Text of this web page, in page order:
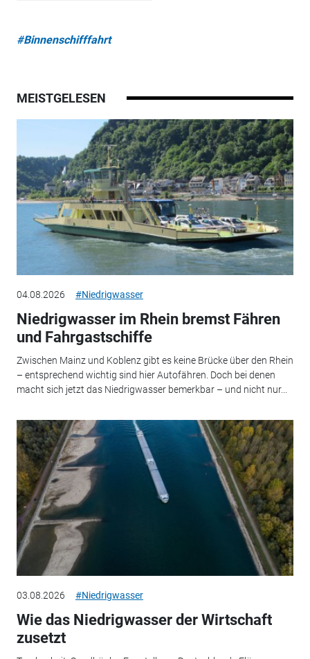
#Binnenschifffahrt
MEISTGELESEN
04.08.2026 #Niedrigwasser
Niedrigwasser im Rhein bremst Fähren
und Fahrgastschiffe
Zwischen Mainz und Koblenz gibt es keine Brücke über den Rhein
– entsprechend wichtig sind hier Autofähren. Doch bei denen
macht sich jetzt das Niedrigwasser bemerkbar – und nicht nur...
03.08.2026 #Niedrigwasser
Wie das Niedrigwasser der Wirtschaft
zusetzt